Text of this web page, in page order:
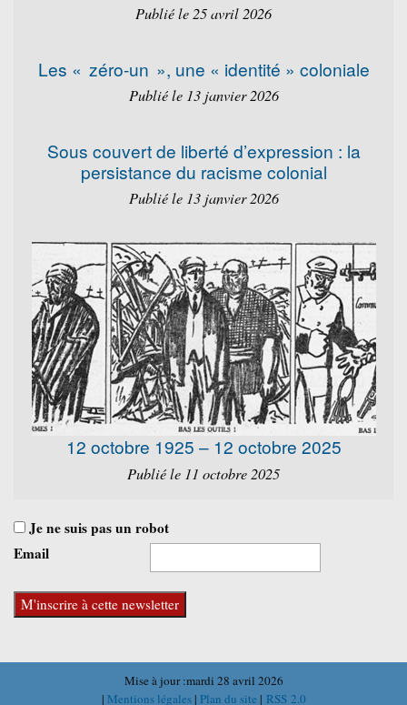
Publié le 25 avril 2026
Les « zéro-un », une « identité » coloniale
Publié le 13 janvier 2026
Sous couvert de liberté d’expression : la
persistance du racisme colonial
Publié le 13 janvier 2026
12 octobre 1925 – 12 octobre 2025
Publié le 11 octobre 2025
Je ne suis pas un robot
Email
Mise à jour :mardi 28 avril 2026
| Mentions légales | Plan du site | RSS 2.0